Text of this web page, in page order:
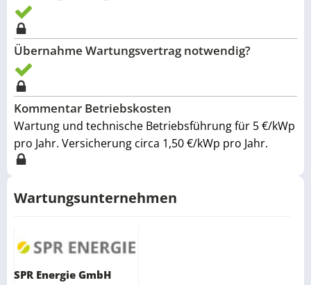
Übernahme Wartungsvertrag notwendig?
Kommentar Betriebskosten
Wartung und technische Betriebsführung für 5 €/kWp
pro Jahr. Versicherung circa 1,50 €/kWp pro Jahr.
Wartungsunternehmen
SPR Energie GmbH